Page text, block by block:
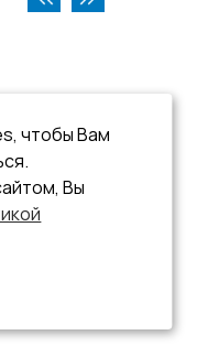
чтобы Вам
Вы